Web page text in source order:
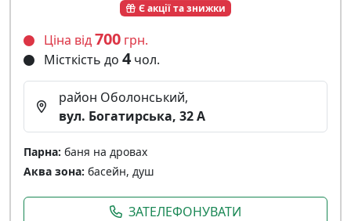
Є акції та знижки
Ціна від700 грн.
Місткість до 4 чол.
район Оболонський,
вул. Богатирська, 32 A
Парна: баня на дровах
Аква зона: басейн, душ
ЗАТЕЛЕФОНУВАТИ